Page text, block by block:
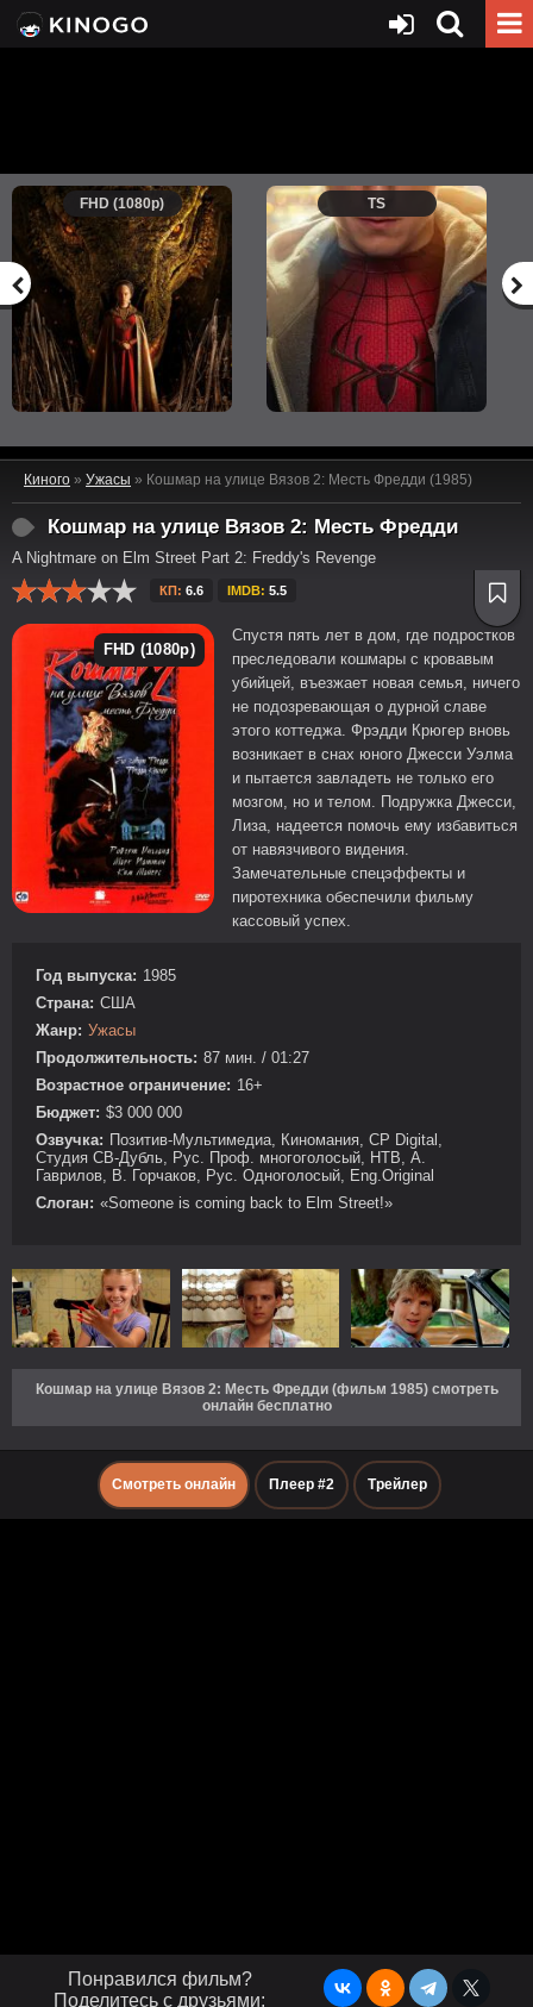
FHD (1080p) TS
Киного » Ужасы » Кошмар на улице Вязов 2: Месть Фредди (1985)
Кошмар на улице Вязов 2: Месть Фредди
A Nightmare on Elm Street Part 2: Freddy's Revenge
КП: 6.6 IMDB: 5.5
FHD (1080p)
Спустя пять лет в дом, где подростков
преследовали кошмары с кровавым
убийцей, въезжает новая семья, ничего
не подозревающая о дурной славе
этого коттеджа. Фрэдди Крюгер вновь
возникает в снах юного Джесси Уэлма
и пытается завладеть не только его
мозгом, но и телом. Подружка Джесси,
Лиза, надеется помочь ему избавиться
от навязчивого видения.
Замечательные спецэффекты и
пиротехника обеспечили фильму
кассовый успех.
Год выпуска: 1985
Страна: США
Жанр: Ужасы
Продолжительность: 87 мин. / 01:27
Возрастное ограничение: 16+
Бюджет: $3 000 000
Озвучка: Позитив-Мультимедиа, Киномания, CP Digital,
Студия СВ-Дубль, Рус. Проф. многоголосый, НТВ, А.
Гаврилов, В. Горчаков, Рус. Одноголосый, Eng.Original
Слоган: «Someone is coming back to Elm Street!»
Кошмар на улице Вязов 2: Месть Фредди (фильм 1985) смотреть
онлайн бесплатно
Смотреть онлайн Плеер #2 Трейлер
Понравился фильм?
Поделитесь с друзьями: